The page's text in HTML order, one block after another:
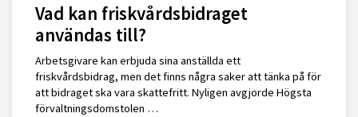
Vad kan friskvårdsbidraget
användas till?
Arbetsgivare kan erbjuda sina anställda ett
friskvårdsbidrag, men det finns några saker att tänka på för
att bidraget ska vara skattefritt. Nyligen avgjorde Högsta
förvaltningsdomstolen …